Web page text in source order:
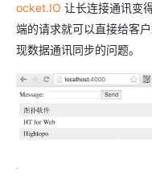
ocket.IO 让长连接通讯变
端的请求就可以直接给客
现数据通讯同步的问题。